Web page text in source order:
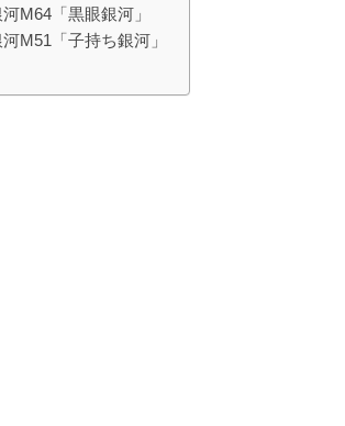
M64「黒眼銀河」
M51「子持ち銀河」